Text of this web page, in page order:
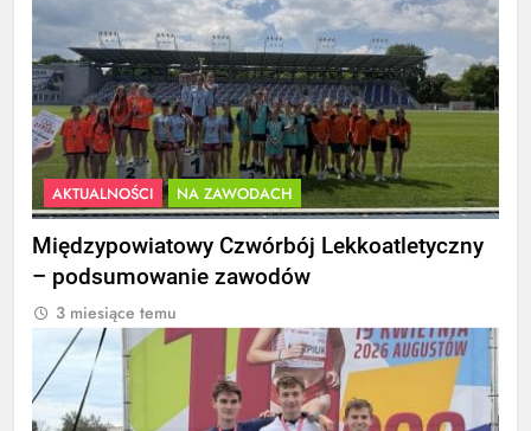
AKTUALNOŚCI NA ZAWODACH
Międzypowiatowy Czwórbój Lekkoatletyczny
– podsumowanie zawodów
3 miesiące temu